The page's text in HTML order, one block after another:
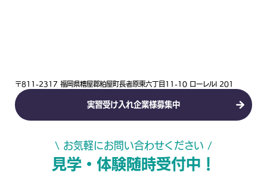
〒811-2317 福岡県糟屋郡粕屋町長者原東六丁目11-10 ローレルI 201
実習受け入れ企業様募集中
\ お気軽にお問い合わせください /
見学・体験随時受付中！